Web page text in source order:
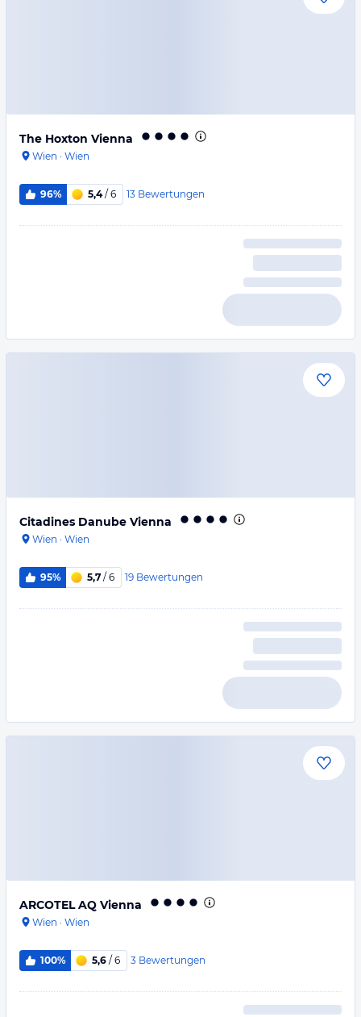
The Hoxton Vienna
Wien · Wien
96% 5,4/ 6 13 Bewertungen
Citadines Danube Vienna
Wien · Wien
95% 5,7 / 6 19 Bewertungen
ARCOTEL AQ Vienna
Wien · Wien
100% 5,6 / 6 3 Bewertungen